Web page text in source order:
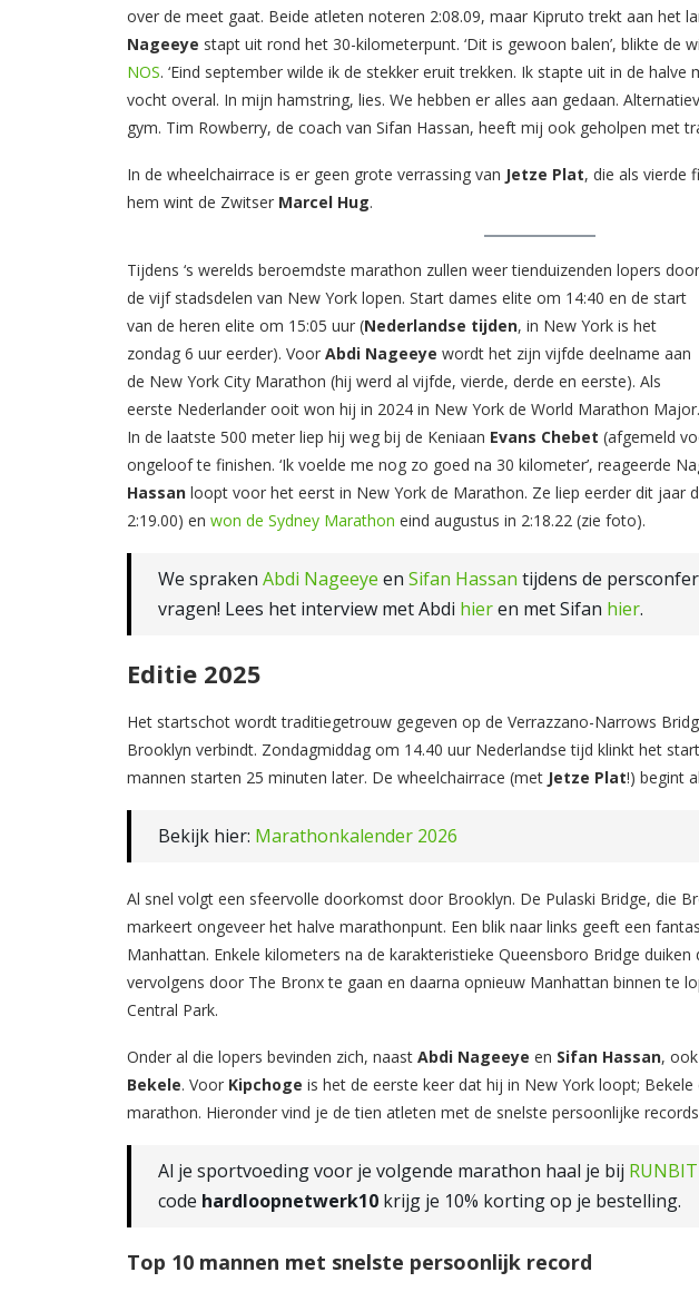
over de meet gaat. Beide atleten noteren 2:08.09, maar Kipruto trekt aan het
Nageeye stapt uit rond het 30-kilometerpunt. ‘Dit is gewoon balen’, blikte de
NOS. ‘Eind september wilde ik de stekker eruit trekken. Ik stapte uit in de
vocht overal. In mijn hamstring, lies. We hebben er alles aan gedaan.
gym. Tim Rowberry, de coach van Sifan Hassan, heeft mij ook geholpen met
In de wheelchairrace is er geen grote verrassing van Jetze Plat, die als vierde
hem wint de Zwitser Marcel Hug.
Tijdens ‘s werelds beroemdste marathon zullen weer tienduizenden lopers door
de vijf stadsdelen van New York lopen. Start dames elite om 14:40 en de start
van de heren elite om 15:05 uur (Nederlandse tijden, in New York is het
zondag 6 uur eerder). Voor Abdi Nageeye wordt het zijn vijfde deelname aan
de New York City Marathon (hij werd al vijfde, vierde, derde en eerste). Als
eerste Nederlander ooit won hij in 2024 in New York de World Marathon Major.
In de laatste 500 meter liep hij weg bij de Keniaan Evans Chebet (afgemeld
ongeloof te finishen. ‘Ik voelde me nog zo goed na 30 kilometer’, reageerde
Hassan loopt voor het eerst in New York de Marathon. Ze liep eerder dit jaar
2:19.00) en won de Sydney Marathon eind augustus in 2:18.22 (zie foto).
We spraken Abdi Nageeye en Sifan Hassan tijdens de
vragen! Lees het interview met Abdi hieren met Sifan hier.
Editie 2025
Het startschot wordt traditiegetrouw gegeven op de Verrazzano-Narrows
Brooklyn verbindt. Zondagmiddag om 14.40 uur Nederlandse tijd klinkt het
mannen starten 25 minuten later. De wheelchairrace (met Jetze Plat!) begint
Bekijk hier: Marathonkalender 2026
Al snel volgt een sfeervolle doorkomst door Brooklyn. De Pulaski Bridge, die
markeert ongeveer het halve marathonpunt. Een blik naar links geeft een
Manhattan. Enkele kilometers na de karakteristieke Queensboro Bridge
vervolgens door The Bronx te gaan en daarna opnieuw Manhattan binnen te
Central Park.
Onder al die lopers bevinden zich, naast Abdi Nageeye en Sifan Hassan, ook
Bekele. Voor Kipchoge is het de eerste keer dat hij in New York loopt;
marathon. Hieronder vind je de tien atleten met de snelste persoonlijke
Al je sportvoeding voor je volgende marathon haal je bij
code hardloopnetwerk10 krijg je 10% korting op je bestelling.
Top 10 mannen met snelste persoonlijk record